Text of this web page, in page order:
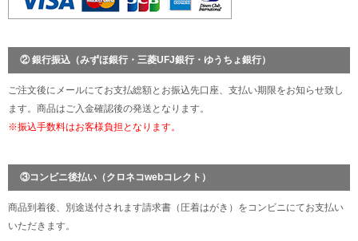
② 銀行振込（みずほ銀行・三菱UFJ銀行・ゆうちょ銀行）
ご注文後にメールにてお支払総額とお振込先口座、支払い期限をお知らせ致し
ます。商品はご入金確認後の発送となります。
※振込手数料はお客様負担となります。
③コンビニ後払い（クロネコwebコレクト）
商品到着後、別途送付されます請求書（圧着はがき）をコンビニにてお支払い
いただきます。